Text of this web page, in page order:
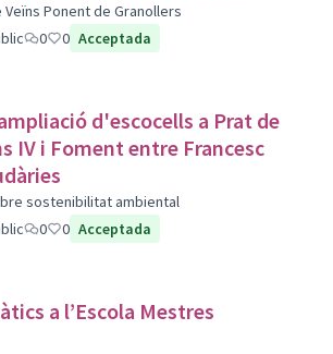
Ponent de Granollers
0 0 Acceptada
d'escocells a Prat de
sostenibilitat ambiental
0 0 Acceptada
a l’Escola Mestres